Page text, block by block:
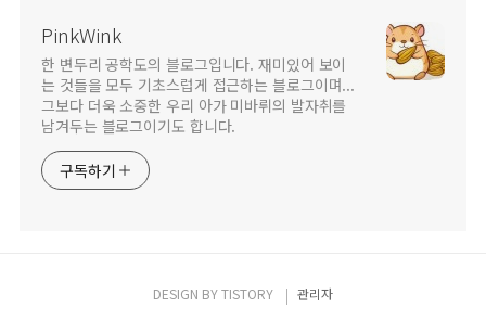
PinkWink
한 변두리 공학도의 블로그입니다. 재미있어 보이
는 것들을 모두 기초스럽게 접근하는 블로그이며...
그보다 더욱 소중한 우리 아가 미바뤼의 발자취를
남겨두는 블로그이기도 합니다.
구독하기
DESIGN BYTISTORY 관리자